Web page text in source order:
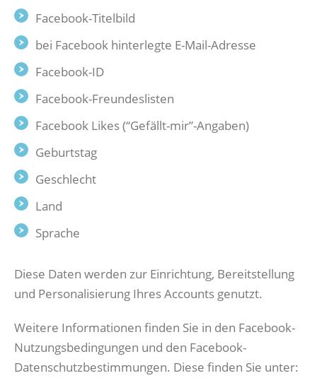
Facebook-Titelbild
bei Facebook hinterlegte E-Mail-Adresse
Facebook-ID
Facebook-Freundeslisten
Facebook Likes (“Gefällt-mir”-Angaben)
Geburtstag
Geschlecht
Land
Sprache
Diese Daten werden zur Einrichtung, Bereitstellung
und Personalisierung Ihres Accounts genutzt.
Weitere Informationen finden Sie in den Facebook-
Nutzungsbedingungen und den Facebook-
Datenschutzbestimmungen. Diese finden Sie unter: